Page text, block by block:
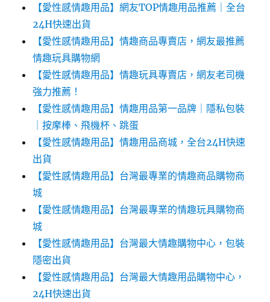
【愛性感情趣用品】網友TOP情趣用品推薦｜全台
24H快速出貨
【愛性感情趣用品】情趣商品專賣店，網友最推薦
情趣玩具購物網
【愛性感情趣用品】情趣玩具專賣店，網友老司機
強力推薦！
【愛性感情趣用品】情趣用品第一品牌｜隱私包裝
｜按摩棒、飛機杯、跳蛋
【愛性感情趣用品】情趣用品商城，全台24H快速
出貨
【愛性感情趣用品】台灣最專業的情趣商品購物商
城
【愛性感情趣用品】台灣最專業的情趣玩具購物商
城
【愛性感情趣用品】台灣最大情趣購物中心，包裝
隱密出貨
【愛性感情趣用品】台灣最大情趣用品購物中心，
24H快速出貨